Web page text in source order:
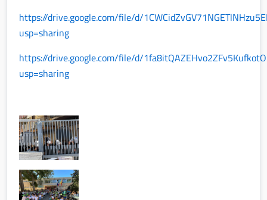
https://drive.google.com/file/d/
usp=sharing
https://drive.google.com/file/d/
usp=sharing